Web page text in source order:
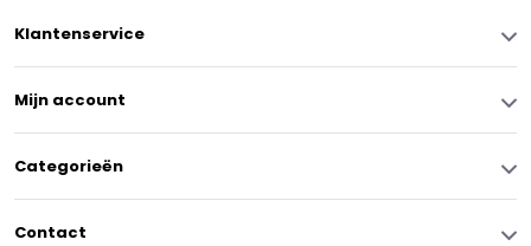
Klantenservice
Mijn account
Categorieën
Contact